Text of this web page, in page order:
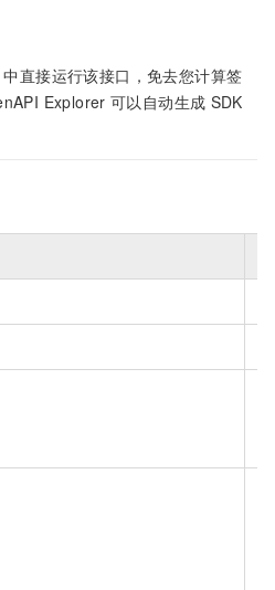
中直接运行该接口，免去您计算签
Explorer 可以自动生成 SDK